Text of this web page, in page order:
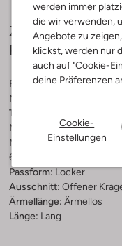
werden immer
die wir verwenden,
Angebote zu
klickst, werden nur
auch auf "Cookie-
deine Präferenzen
Cookie-
Einstellungen
Passform
Farbe :Schwarz
Muster:
Trends:
Material:
Satin
Materiaalpercentages:
65 % Polyester, 35 %
Passform: Locker
Ausschnitt: Offener
Ärmellänge: Ärmellos
Länge: Lang